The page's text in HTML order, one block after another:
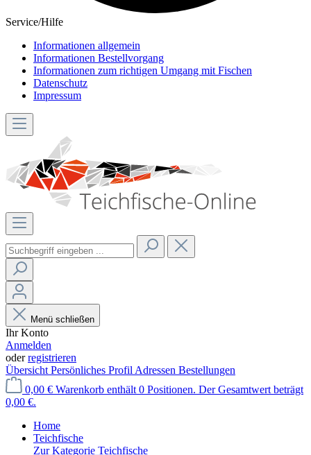
Service/Hilfe
Informationen allgemein
Informationen Bestellvorgang
Informationen zum richtigen Umgang mit Fischen
Datenschutz
Impressum
Menü schließen
Ihr Konto
Anmelden
oderregistrieren
Übersicht Persönliches Profil Adressen Bestellungen
0,00 € Warenkorb enthält 0 Positionen. Der Gesamtwert beträgt
0,00 €.
Home
Teichfische
Zur Kategorie Teichfische